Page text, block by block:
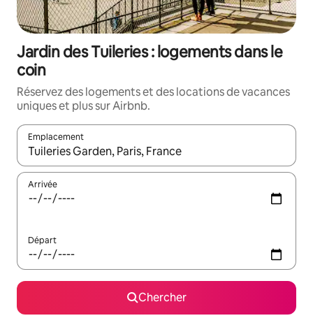
Jardin des Tuileries : logements dans le
coin
Réservez des logements et des locations de vacances
uniques et plus sur Airbnb.
Emplacement
Quand les résultats sont affichés, parcourez-les en utilisant
Arrivée
Départ
Chercher